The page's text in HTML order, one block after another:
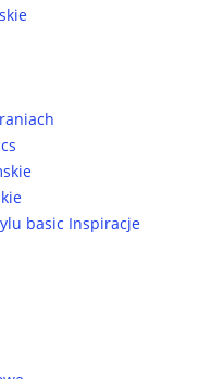
basic Inspiracje